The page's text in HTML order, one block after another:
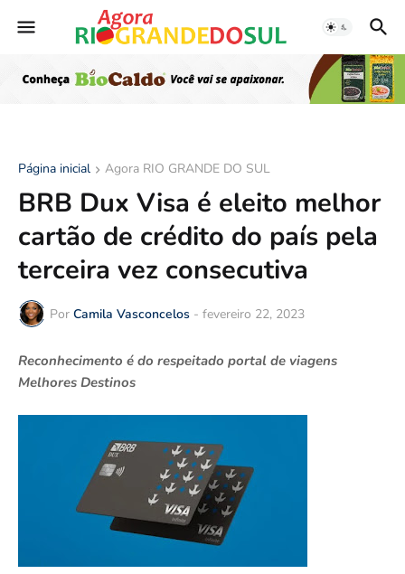
Página inicial Agora RIO GRANDE DO SUL
BRB Dux Visa é eleito melhor
cartão de crédito do país pela
terceira vez consecutiva
Por Camila Vasconcelos - fevereiro 22, 2023
Reconhecimento é do respeitado portal de viagens
Melhores Destinos